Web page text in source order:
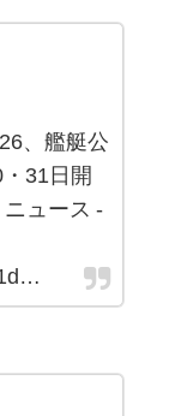
、艦艇公
31日開
ュース -